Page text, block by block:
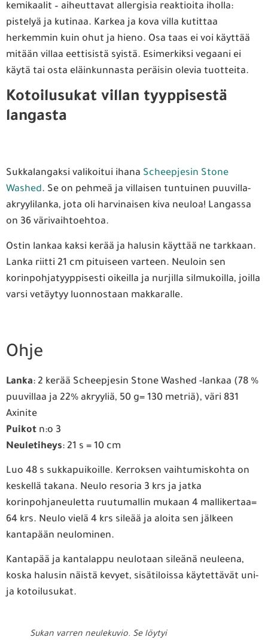
kemikaalit – aiheuttavat allergisia reaktioita iholla:
pistelyä ja kutinaa. Karkea ja kova villa kutittaa
herkemmin kuin ohut ja hieno. Osa taas ei voi käyttää
mitään villaa eettisistä syistä. Esimerkiksi vegaani ei
käytä tai osta eläinkunnasta peräisin olevia tuotteita.
Kotoilusukat villan tyyppisestä
langasta
Sukkalangaksi valikoitui ihana Scheepjesin Stone
Washed. Se on pehmeä ja villaisen tuntuinen puuvilla-
akryylilanka, jota oli harvinaisen kiva neuloa! Langassa
on 36 värivaihtoehtoa.
Ostin lankaa kaksi kerää ja halusin käyttää ne tarkkaan.
Lanka riitti 21 cm pituiseen varteen. Neuloin sen
korinpohjatyyppisesti oikeilla ja nurjilla silmukoilla, joilla
varsi vetäytyy luonnostaan makkaralle.
Ohje
Lanka: 2 kerää Scheepjesin Stone Washed -lankaa (78 %
puuvillaa ja 22% akryyliä, 50 g= 130 metriä), väri 831
Axinite
Puikot n:o 3
Neuletiheys: 21 s = 10 cm
Luo 48 s sukkapuikoille. Kerroksen vaihtumiskohta on
keskellä takana. Neulo resoria 3 krs ja jatka
korinpohjaneuletta ruutumallin mukaan 4 mallikertaa=
64 krs. Neulo vielä 4 krs sileää ja aloita sen jälkeen
kantapään neulominen.
Kantapää ja kantalappu neulotaan sileänä neuleena,
koska halusin näistä kevyet, sisätiloissa käytettävät uni-
ja kotoilusukat.
Sukan varren neulekuvio. Se löytyi